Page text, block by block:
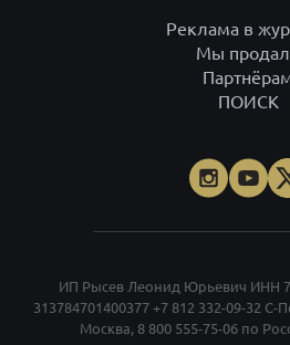
Реклама в
Мы
ПОИСК
ИП Рысев Леонид Юрьевич ИНН
313784701400377 +7 812 332-09-32 С-
Москва, 8 800 555-75-06 по